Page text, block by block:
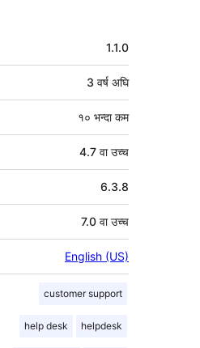
1.1.0
3 वर्ष अघि
१० भन्दा कम
4.7 वा उच्च
6.3.8
7.0 वा उच्च
English (US)
customer support
help desk helpdesk